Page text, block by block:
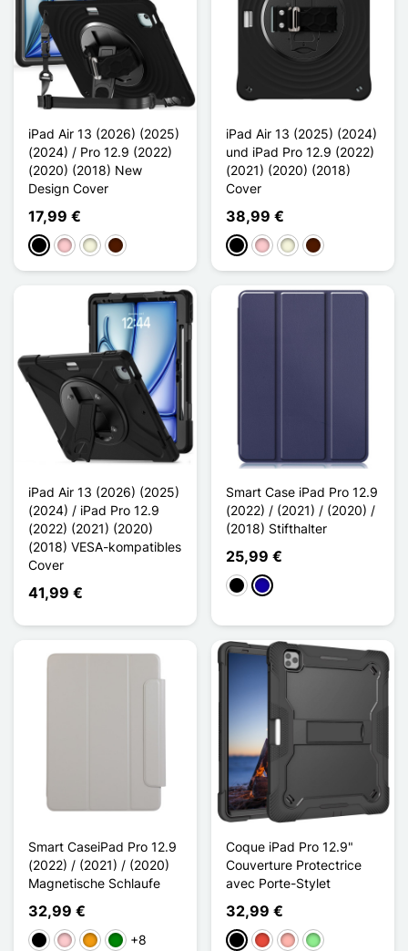
iPad Air 13 (2026) (2025)
(2024) / Pro 12.9 (2022)
(2020) (2018) New
Design Cover
17,99 €
Schwarz
PinkBeigeDunkelbraun
iPad Air 13 (2025) (2024)
und iPad Pro 12.9 (2022)
(2021) (2020) (2018)
Cover
38,99 €
Schwarz
PinkBeigeDunkelbraun
iPad Air 13 (2026) (2025)
(2024) / iPad Pro 12.9
(2022) (2021) (2020)
(2018) VESA-kompatibles
Cover
41,99 €
Smart Case iPad Pro 12.9
(2022) / (2021) / (2020) /
(2018) Stifthalter
25,99 €
SchwarzDunkelblau
Smart CaseiPad Pro 12.9
(2022) / (2021) / (2020)
Magnetische Schlaufe
32,99 €
Schwarz
PinkOrange
Grün+8
Coque iPad Pro 12.9"
Couverture Protectrice
avec Porte-Stylet
32,99 €
Schwarz
Rot RoségoldHellgrün